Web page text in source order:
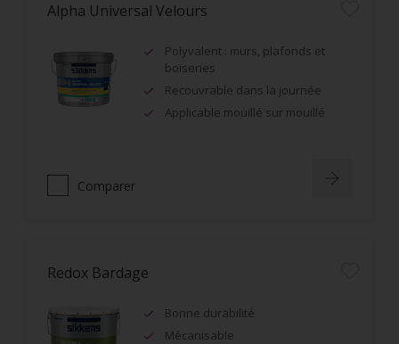
Alpha Universal Velours
Polyvalent : murs, plafonds et
boiseries
Recouvrable dans la journée
Applicable mouillé sur mouillé
Comparer
Redox Bardage
Bonne durabilité
Mécanisable